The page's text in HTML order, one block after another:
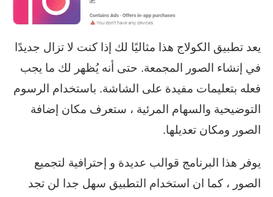
يعد تطبيق الكولاج هذا مثاليًا لك إذا كنت لا تزال جديدًا
في إنشاء الصور المجمعة. حتى أنه يُظهر لك ما يجب
فعله بتعليمات مفيدة على الشاشة. باستخدام الرسوم
التوضيحية والسهام المرئية ، ستعرف مكان إضافة
الصور ومكان تعديلها.
يوفر هذا البرنامج قوالب عديدة و إحترافية لتجميع
الصور ، كما ان استخدام التطبيق سهل جدا لن تجد